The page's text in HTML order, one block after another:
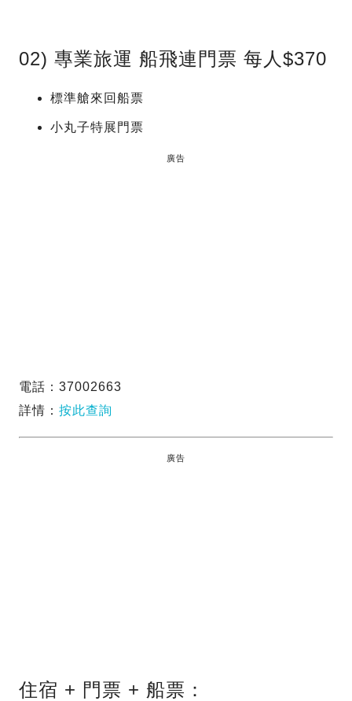
02) 專業旅運 船飛連門票 每人$370
標準艙來回船票
小丸子特展門票
廣告
電話：37002663
詳情： 按此查詢
廣告
住宿 + 門票 + 船票：